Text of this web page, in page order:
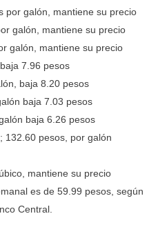
por galón, mantiene su precio
galón, mantiene su precio
galón, mantiene su precio
7.96 pesos
baja 8.20 pesos
baja 7.03 pesos
baja 6.26 pesos
132.60 pesos, por galón
mantiene su precio
es de 59.99 pesos, según
Central.